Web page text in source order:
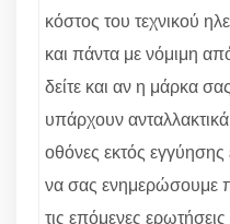
κόστος του τεχνικού
και πάντα με νόμιμη
δείτε και αν η μάρκα
υπάρχουν
οθόνες εκτός εγγύησης
να σας ενημερώσουμε
τις επόμενες